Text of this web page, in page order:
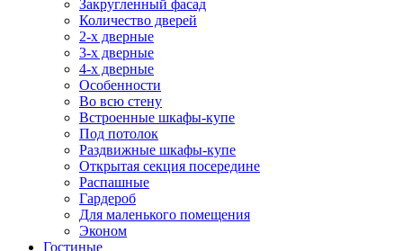
Закругленный фасад
Количество дверей
2-х дверные
3-х дверные
4-х дверные
Особенности
Во всю стену
Встроенные шкафы-купе
Под потолок
Раздвижные шкафы-купе
Открытая секция посередине
Распашные
Гардероб
Для маленького помещения
Эконом
Гостиные